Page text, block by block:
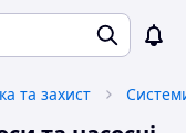
та захист